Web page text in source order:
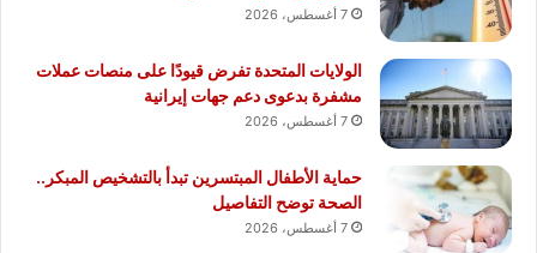
7 أغسطس، 2026
الولايات المتحدة تفرض قيودًا على منصات عملات
مشفرة بدعوى دعم جهات إيرانية
7 أغسطس، 2026
حماية الأطفال المبتسرين تبدأ بالتشخيص المبكر..
الصحة توضح التفاصيل
7 أغسطس، 2026